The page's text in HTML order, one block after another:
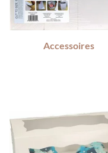
Accessoires